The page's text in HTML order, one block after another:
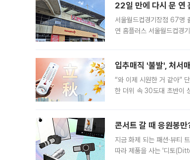
22일 만에 다시 문 연
서울월드컵경기장점 67명
연 홈플러스 서울월드컵경
입추매직 '불발', 처서
“와 이제 시원한 거 같아”
한 더위 속 30도대 초반이
콘서트 갈 때 응원봉
지금 화제 되는 패션·뷰티
따라 제품을 사는 '디토